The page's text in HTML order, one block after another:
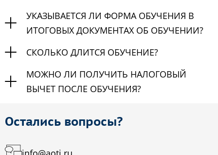
УКАЗЫВАЕТСЯ ЛИ ФОРМА ОБУЧЕНИЯ В
ИТОГОВЫХ ДОКУМЕНТАХ ОБ ОБУЧЕНИИ?
СКОЛЬКО ДЛИТСЯ ОБУЧЕНИЕ?
МОЖНО ЛИ ПОЛУЧИТЬ НАЛОГОВЫЙ
ВЫЧЕТ ПОСЛЕ ОБУЧЕНИЯ?
Остались вопросы?